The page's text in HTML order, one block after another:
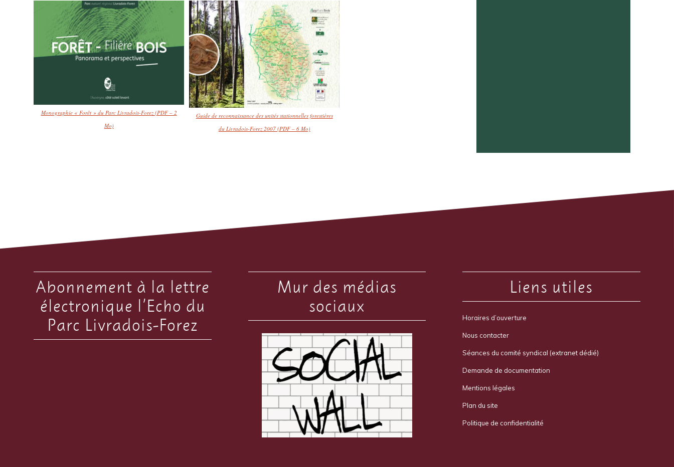
Monographie « Forêt » du Parc Livradois-Forez (PDF – 2
Mo)
Guide de reconnaissance des unités stationnelles forestières
du Livradois-Forez 2007 (PDF – 6 Mo)
Abonnement à la lettre
électronique l’Echo du
Parc Livradois-Forez
Mur des médias
sociaux
Liens utiles
Horaires d’ouverture
Nous contacter
Séances du comité syndical (extranet dédié)
Demande de documentation
Mentions légales
Plan du site
Politique de confidentialité